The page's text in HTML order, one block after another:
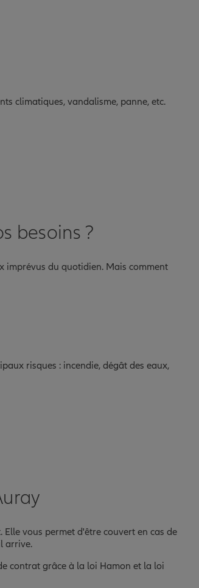
climatiques, vandalisme, panne, etc.
besoins ?
imprévus du quotidien. Mais comment
risques : incendie, dégât des eaux,
vous permet d'être couvert en cas de
arrive.
contrat grâce à la loi Hamon et la loi